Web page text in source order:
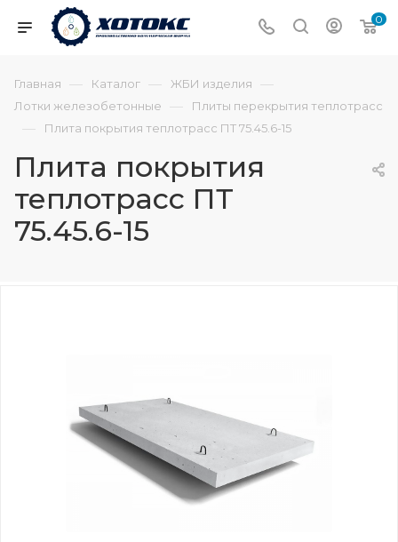
0
Главная — Каталог — ЖБИ изделия —
Лотки железобетонные — Плиты перекрытия теплотрасс
— Плита покрытия теплотрасс ПТ 75.45.6-15
Плита покрытия
теплотрасс ПТ
75.45.6-15